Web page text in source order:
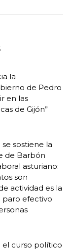
la
de Pedro
en las
de Gijón”
sostiene la
de Barbón
asturiano:
son
actividad es la
paro efectivo
el curso político